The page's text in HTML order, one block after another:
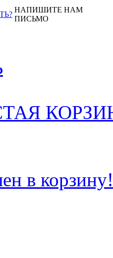
НАПИШИТЕ НАМ
ПИСЬМО
в корзину!